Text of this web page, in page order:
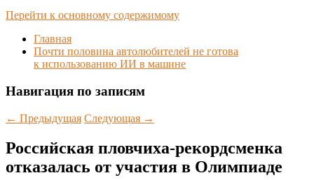
Перейти к основному содержимому
Главная
Почти половина автолюбителей не готова
к использованию ИИ в машине
Навигация по записям
← Предыдущая Следующая →
Российская пловчиха-рекордсменка
отказалась от участия в Олимпиаде